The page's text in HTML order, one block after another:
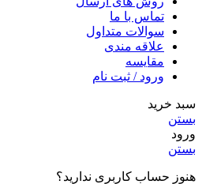
تماس با ما
سوالات متداول
علاقه مندی
مقایسه
ورود / ثبت نام
سبد خرید
بستن
ورود
بستن
هنوز حساب کاربری ندارید؟